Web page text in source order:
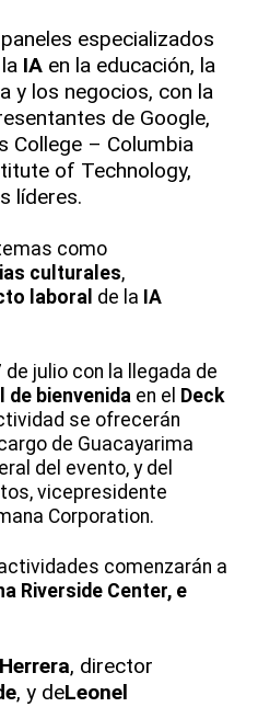
especializados
IA en la educación, la
y los negocios, con la
de Google,
College – Columbia
of Technology,
líderes.
como
culturales,
laboral de la IA
julio con la llegada de
de bienvenida en el Deck
se ofrecerán
de Guacayarima
del evento, y del
vicepresidente
Corporation.
comenzarán a
Riverside Center, e
, director
, y deLeonel